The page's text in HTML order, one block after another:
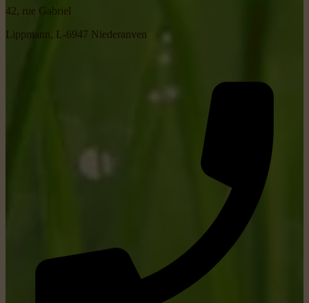
42, rue Gabriel
Lippmann, L-6947 Niederanven